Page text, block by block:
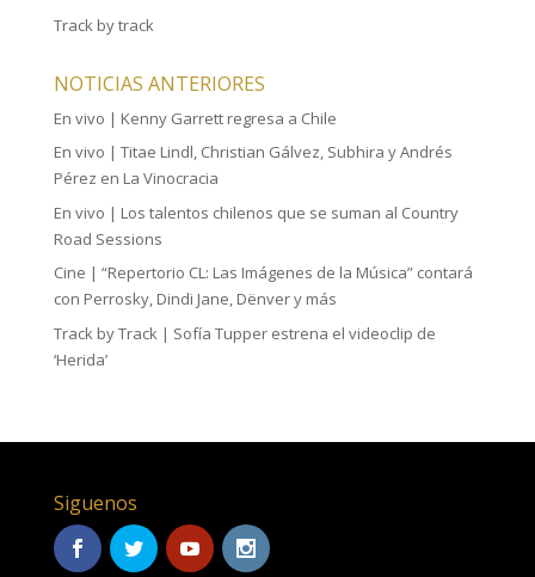
Track by track
NOTICIAS ANTERIORES
En vivo | Kenny Garrett regresa a Chile
En vivo | Titae Lindl, Christian Gálvez, Subhira y Andrés
Pérez en La Vinocracia
En vivo | Los talentos chilenos que se suman al Country
Road Sessions
Cine | “Repertorio CL: Las Imágenes de la Música” contará
con Perrosky, Dindi Jane, Dënver y más
Track by Track | Sofía Tupper estrena el videoclip de
‘Herida’
Siguenos